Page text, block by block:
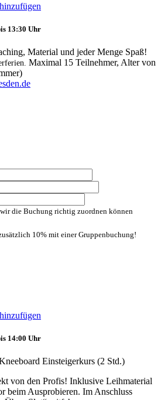
13:30 Uhr
Material und jeder Menge Spaß!
Maximal 15 Teilnehmer, Alter von
die Buchung richtig zuordnen können
10% mit einer Gruppenbuchung!
14:00 Uhr
Einsteigerkurs (2 Std.)
von den Profis! Inklusive Leihmaterial
beim Ausprobieren. Im Anschluss